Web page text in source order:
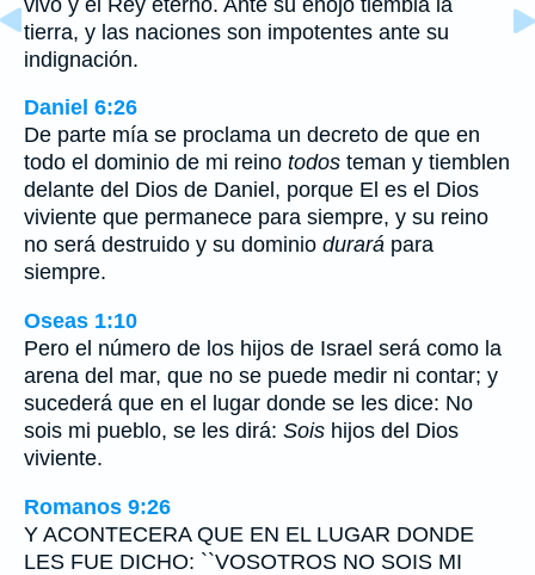
tierra, y las naciones son impotentes ante su
indignación.
Daniel 6:26
De parte mía se proclama un decreto de que en
todo el dominio de mi reino todos teman y tiemblen
delante del Dios de Daniel, porque El es el Dios
viviente que permanece para siempre, y su reino
no será destruido y su dominio durará para
siempre.
Oseas 1:10
Pero el número de los hijos de Israel será como la
arena del mar, que no se puede medir ni contar; y
sucederá que en el lugar donde se les dice: No
sois mi pueblo, se les dirá: Sois hijos del Dios
viviente.
Romanos 9:26
Y ACONTECERA QUE EN EL LUGAR DONDE
LES FUE DICHO: ``VOSOTROS NO SOIS MI